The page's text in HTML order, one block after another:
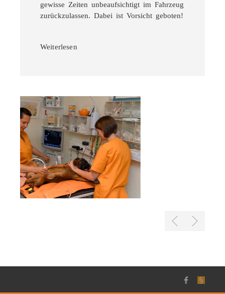
gewisse Zeiten unbeaufsichtigt im Fahrzeug
zurückzulassen. Dabei ist Vorsicht geboten!
Weiterlesen